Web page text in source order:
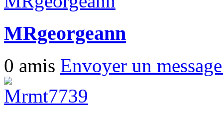
MRgeorgeann
0 amis Envoyer un